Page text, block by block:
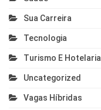
Sua Carreira
Tecnologia
Turismo E Hotelaria
Uncategorized
Vagas Híbridas